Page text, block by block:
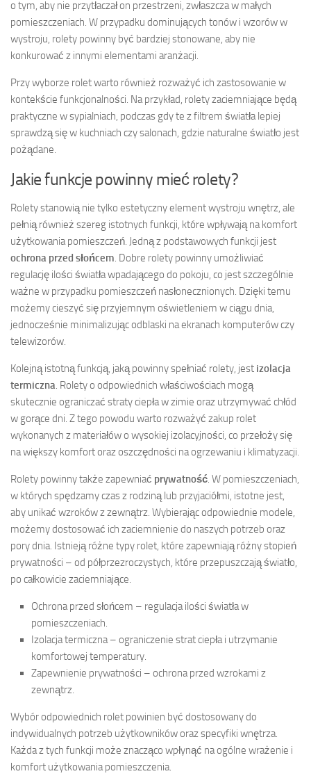
o tym, aby nie przytłaczał on przestrzeni, zwłaszcza w małych
pomieszczeniach. W przypadku dominujących tonów i wzorów w
wystroju, rolety powinny być bardziej stonowane, aby nie
konkurować z innymi elementami aranżacji.
Przy wyborze rolet warto również rozważyć ich zastosowanie w
kontekście funkcjonalności. Na przykład, rolety zaciemniające będą
praktyczne w sypialniach, podczas gdy te z filtrem światła lepiej
sprawdzą się w kuchniach czy salonach, gdzie naturalne światło jest
pożądane.
Jakie funkcje powinny mieć rolety?
Rolety stanowią nie tylko estetyczny element wystroju wnętrz, ale
pełnią również szereg istotnych funkcji, które wpływają na komfort
użytkowania pomieszczeń. Jedną z podstawowych funkcji jest
ochrona przed słońcem. Dobre rolety powinny umożliwiać
regulację ilości światła wpadającego do pokoju, co jest szczególnie
ważne w przypadku pomieszczeń nasłonecznionych. Dzięki temu
możemy cieszyć się przyjemnym oświetleniem w ciągu dnia,
jednocześnie minimalizując odblaski na ekranach komputerów czy
telewizorów.
Kolejną istotną funkcją, jaką powinny spełniać rolety, jest izolacja
termiczna. Rolety o odpowiednich właściwościach mogą
skutecznie ograniczać straty ciepła w zimie oraz utrzymywać chłód
w gorące dni. Z tego powodu warto rozważyć zakup rolet
wykonanych z materiałów o wysokiej izolacyjności, co przełoży się
na większy komfort oraz oszczędności na ogrzewaniu i klimatyzacji.
Rolety powinny także zapewniać prywatność. W pomieszczeniach,
w których spędzamy czas z rodziną lub przyjaciółmi, istotne jest,
aby unikać wzroków z zewnątrz. Wybierając odpowiednie modele,
możemy dostosować ich zaciemnienie do naszych potrzeb oraz
pory dnia. Istnieją różne typy rolet, które zapewniają różny stopień
prywatności – od półprzezroczystych, które przepuszczają światło,
po całkowicie zaciemniające.
Ochrona przed słońcem – regulacja ilości światła w
pomieszczeniach.
Izolacja termiczna – ograniczenie strat ciepła i utrzymanie
komfortowej temperatury.
Zapewnienie prywatności – ochrona przed wzrokami z
zewnątrz.
Wybór odpowiednich rolet powinien być dostosowany do
indywidualnych potrzeb użytkowników oraz specyfiki wnętrza.
Każda z tych funkcji może znacząco wpłynąć na ogólne wrażenie i
komfort użytkowania pomieszczenia.